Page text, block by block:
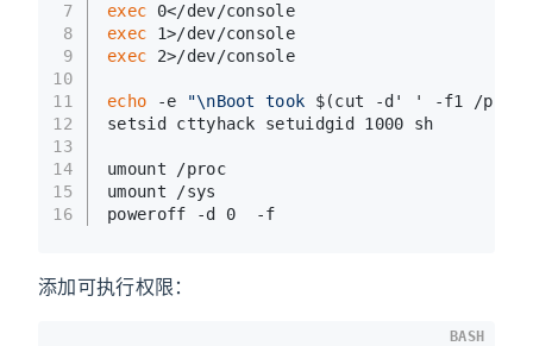
7
8
9
10
11
12
13
14
15
16
exec 0</dev/console
exec 1>/dev/console
exec 2>/dev/console
echo -e "\nBoot took $(cut -d' ' -f1 /proc/
setsid cttyhack setuidgid 1000 sh
umount /proc
umount /sys
poweroff -d 0  -f
添加可执行权限：
BASH